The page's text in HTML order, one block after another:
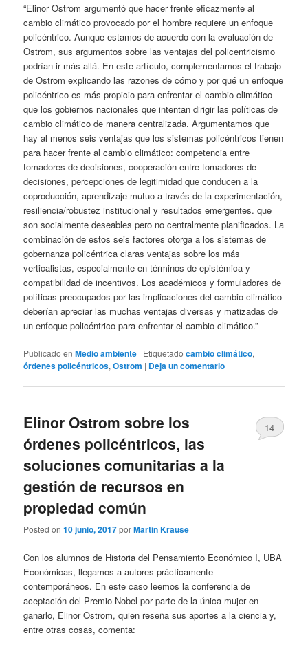
“Elinor Ostrom argumentó que hacer frente eficazmente al
cambio climático provocado por el hombre requiere un enfoque
policéntrico. Aunque estamos de acuerdo con la evaluación de
Ostrom, sus argumentos sobre las ventajas del policentricismo
podrían ir más allá. En este artículo, complementamos el trabajo
de Ostrom explicando las razones de cómo y por qué un enfoque
policéntrico es más propicio para enfrentar el cambio climático
que los gobiernos nacionales que intentan dirigir las políticas de
cambio climático de manera centralizada. Argumentamos que
hay al menos seis ventajas que los sistemas policéntricos tienen
para hacer frente al cambio climático: competencia entre
tomadores de decisiones, cooperación entre tomadores de
decisiones, percepciones de legitimidad que conducen a la
coproducción, aprendizaje mutuo a través de la experimentación,
resiliencia/robustez institucional y resultados emergentes. que
son socialmente deseables pero no centralmente planificados. La
combinación de estos seis factores otorga a los sistemas de
gobernanza policéntrica claras ventajas sobre los más
verticalistas, especialmente en términos de epistémica y
compatibilidad de incentivos. Los académicos y formuladores de
políticas preocupados por las implicaciones del cambio climático
deberían apreciar las muchas ventajas diversas y matizadas de
un enfoque policéntrico para enfrentar el cambio climático.”
Publicado en Medio ambiente | Etiquetado cambio climático,
órdenes policéntricos,Ostrom | Deja un comentario
Elinor Ostrom sobre los
órdenes policéntricos, las
soluciones comunitarias a la
gestión de recursos en
propiedad común
Posted on10 junio, 2017porMartin Krause
14
Con los alumnos de Historia del Pensamiento Económico I, UBA
Económicas, llegamos a autores prácticamente
contemporáneos. En este caso leemos la conferencia de
aceptación del Premio Nobel por parte de la única mujer en
ganarlo, Elinor Ostrom, quien reseña sus aportes a la ciencia y,
entre otras cosas, comenta: